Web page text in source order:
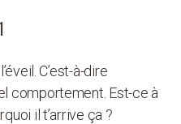
C’est-à-dire
comportement. Est-ce à
il t’arrive ça ?